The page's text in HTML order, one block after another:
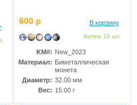
600 р В корзину
более 10 шт.
KM#: New_2023
Материал: Биметаллическая
монета
Диаметр: 32.00 мм
Вес: 15.00 г